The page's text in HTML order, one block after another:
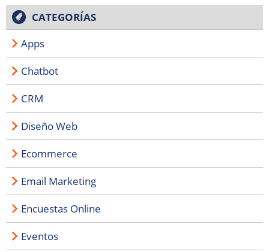
CATEGORÍAS
Apps
Chatbot
CRM
Diseño Web
Ecommerce
Email Marketing
Encuestas Online
Eventos